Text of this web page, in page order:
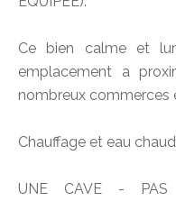
Ce bien calme et
emplacement a
nombreux commerces
Chauffage et eau
UNE CAVE -